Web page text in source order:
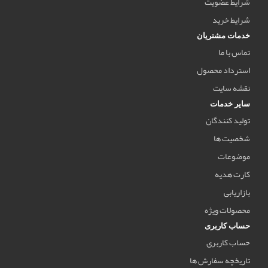
شرایط خرید
خدمات مشتریان
تماس با ما
استرداد محصول
نقشه سایت
سایر خدمات
تولید کنندگان
شخصیت ها
موضوعات
کارت هدیه
بازاریابی
محصولات ویژه
حساب کاربری
حساب کاربری
تاریخچه سفارش ها